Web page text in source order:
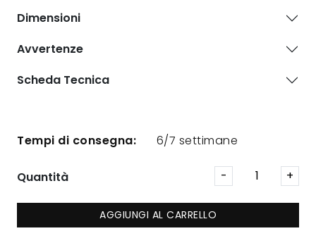
Dimensioni
Avvertenze
Scheda Tecnica
Tempi di consegna: 6/7 settimane
Quantità
AGGIUNGI AL CARRELLO